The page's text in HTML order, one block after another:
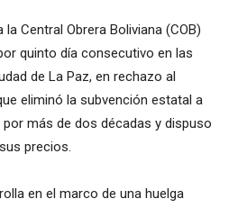
Central Obrera Boliviana (COB)
quinto día consecutivo en las
de La Paz, en rechazo al
eliminó la subvención estatal a
más de dos décadas y dispuso
precios.
en el marco de una huelga